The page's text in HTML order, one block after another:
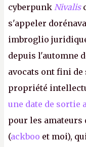
cyberpunk Nivalis
s'appeler
imbroglio
depuis l'automne
avocats ont fini de
propriété
une date de sortie
pour les amateurs
(ackboo et moi),